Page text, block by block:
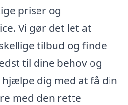
priser og
Vi gør det let at
tilbud og finde
til dine behov og
hjælpe dig med at få din
med den rette